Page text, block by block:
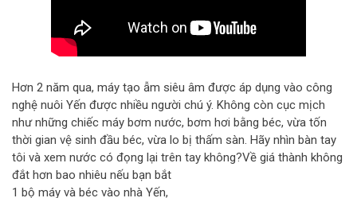
Hơn 2 năm qua, máy tạo ẫm siêu âm được áp dụng vào công
nghệ nuôi Yến được nhiều người chú ý. Không còn cục mịch
như những chiếc máy bơm nước, bơm hơi bằng béc, vừa tốn
thời gian vệ sinh đầu béc, vừa lo bị thấm sàn. Hãy nhìn bàn tay
tôi và xem nước có đọng lại trên tay không?Về giá thành không
đắt hơn bao nhiêu nếu bạn bắt
1 bộ máy và béc vào nhà Yến,